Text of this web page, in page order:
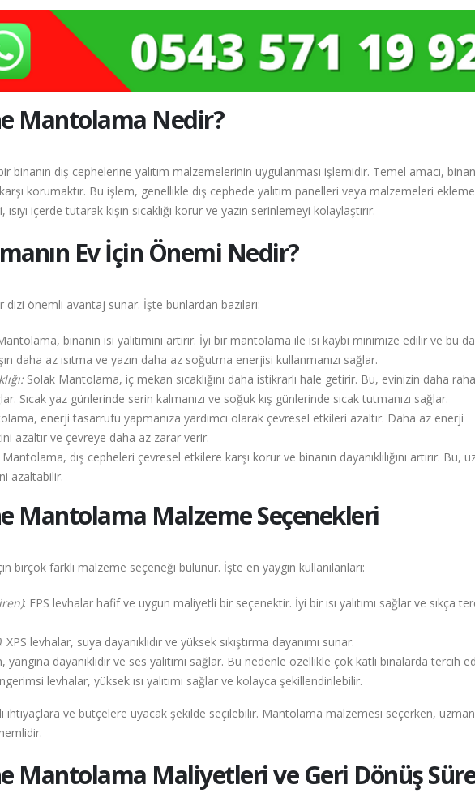
Mantolama Nedir?
binanın dış cephelerine yalıtım malzemelerinin uygulanması işlemidir. Temel amacı,
korumaktır. Bu işlem, genellikle dış cephede yalıtım panelleri veya malzemeleri
içerde tutarak kışın sıcaklığı korur ve yazın serinlemeyi kolaylaştırır.
Ev İçin Önemi Nedir?
önemli avantaj sunar. İşte bunlardan bazıları:
binanın ısı yalıtımını artırır. İyi bir mantolama ile ısı kaybı minimize edilir ve bu
daha az ısıtma ve yazın daha az soğutma enerjisi kullanmanızı sağlar.
Solak Mantolama, iç mekan sıcaklığını daha istikrarlı hale getirir. Bu, evinizin daha
Sıcak yaz günlerinde serin kalmanızı ve soğuk kış günlerinde sıcak tutmanızı sağlar.
enerji tasarrufu yapmanıza yardımcı olarak çevresel etkileri azaltır. Daha az enerji
azaltır ve çevreye daha az zarar verir.
dış cepheleri çevresel etkilere karşı korur ve binanın dayanıklılığını artırır. Bu,
azaltabilir.
Mantolama Malzeme Seçenekleri
birçok farklı malzeme seçeneği bulunur. İşte en yaygın kullanılanları:
: EPS levhalar hafif ve uygun maliyetli bir seçenektir. İyi bir ısı yalıtımı sağlar ve sıkça
: XPS levhalar, suya dayanıklıdır ve yüksek sıkıştırma dayanımı sunar.
yangına dayanıklıdır ve ses yalıtımı sağlar. Bu nedenle özellikle çok katlı binalarda tercih
levhalar, yüksek ısı yalıtımı sağlar ve kolayca şekillendirilebilir.
ihtiyaçlara ve bütçelere uyacak şekilde seçilebilir. Mantolama malzemesi seçerken,
Mantolama Maliyetleri ve Geri Dönüş